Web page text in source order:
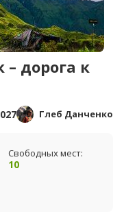
дорога к
Глеб Данченко
Свободных мест:
10